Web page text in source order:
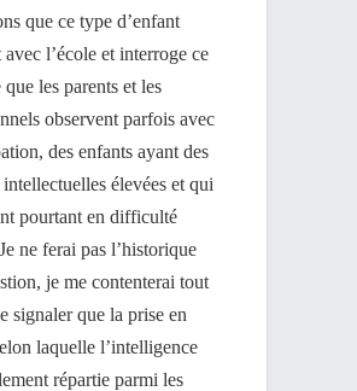
que ce type d’enfant
avec l’école et interroge ce
les parents et les
observent parfois avec
des enfants ayant des
élevées et qui
pourtant en difficulté
ne ferai pas l’historique
je me contenterai tout
signaler que la prise en
laquelle l’intelligence
répartie parmi les